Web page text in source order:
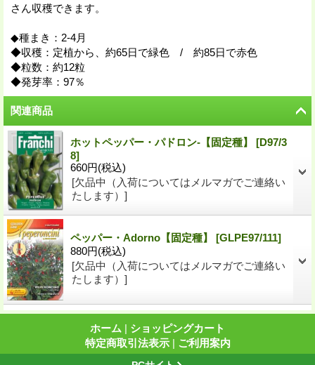
さん収穫できます。
◆種まき：2-4月
◆収穫：定植から、約65日で緑色 / 約85日で赤色
◆粒数：約12粒
◆発芽率：97％
関連商品
ホットペッパー・パドロン-【固定種】 [D97/3
8]
660円(税込)
[欠品中（入荷についてはメルマガでご連絡い
たします）]
ペッパー・Adorno【固定種】 [GLPE97/111]
880円(税込)
[欠品中（入荷についてはメルマガでご連絡い
たします）]
ホーム | ショッピングカート
特定商取引法表示 | ご利用案内